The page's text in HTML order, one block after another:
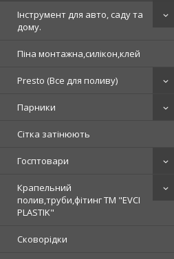
Інструмент для авто, саду та
дому.
Піна монтажна,силікон,клей
Presto (Все для поливу)
Парники
Сітка затінюють
Госптовари
Крапельний
полив,труби,фітинг ТМ "EVCI
PLASTIK"
Сковорідки